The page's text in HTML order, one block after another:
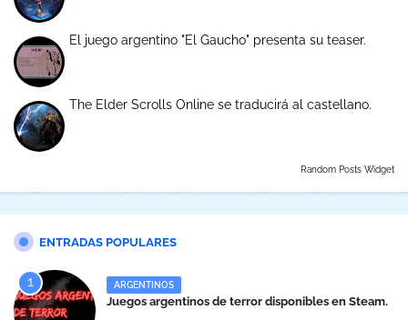
El juego argentino "El Gaucho" presenta su teaser.
The Elder Scrolls Online se traducirá al castellano.
Random Posts Widget
ENTRADAS POPULARES
ARGENTINOS
Juegos argentinos de terror disponibles en Steam.